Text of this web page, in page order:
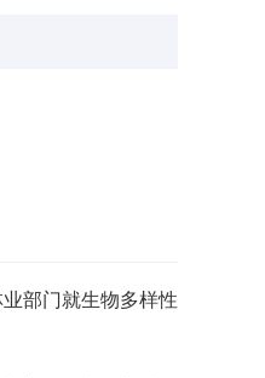
部门就生物多样性